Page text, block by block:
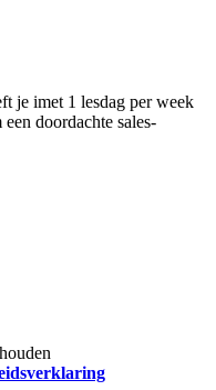
je imet 1 les­dag per week
een door­dachte sales­